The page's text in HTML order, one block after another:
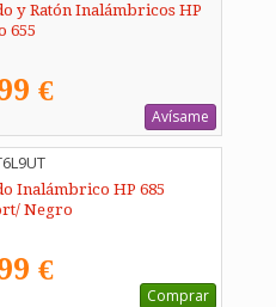
y Ratón Inalámbricos HP
655
€
Avísame
Inalámbrico HP 685
Negro
€
Comprar